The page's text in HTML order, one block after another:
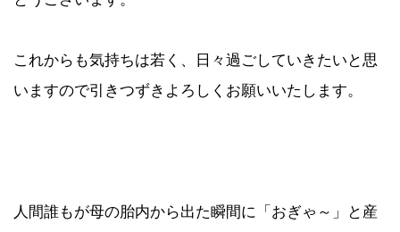
これからも気持ちは若く、日々過ごしていきたいと思
いますので引きつずきよろしくお願いいたします。
人間誰もが母の胎内から出た瞬間に「おぎゃ～」と産